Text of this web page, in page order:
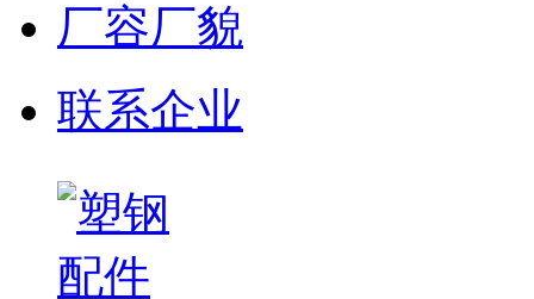
厂容厂貌
联系企业